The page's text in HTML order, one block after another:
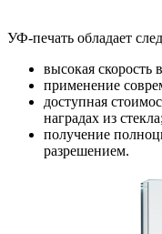
УФ-печать обладает
высокая скорость
применение
доступная
наградах из
получение
разрешением.